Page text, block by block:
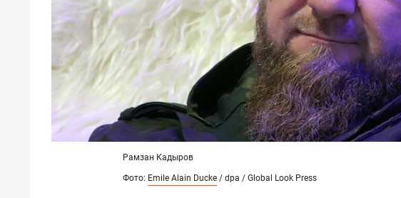
Рамзан Кадыров
Фото: Emile Alain Ducke / dpa / Global Look Press